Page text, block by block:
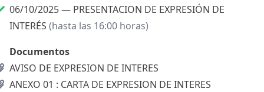
06/10/2025 — PRESENTACION DE EXPRESIÓN DE
INTERÉS (hasta las 16:00 horas)
Documentos
AVISO DE EXPRESION DE INTERES
ANEXO 01 : CARTA DE EXPRESION DE INTERES